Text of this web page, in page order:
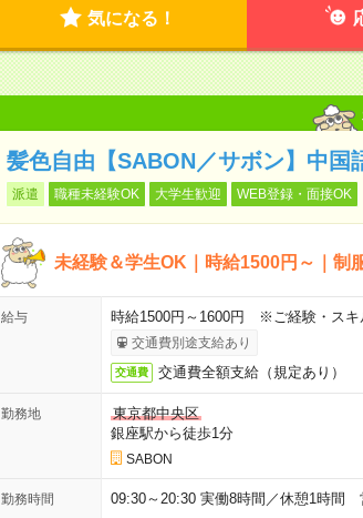
気になる！
髪色自由【SABON／サボン】中
派遣 職種未経験OK 大学生歓迎 WEB登録・面接OK
未経験＆学生OK｜時給1500円～｜制
給与 時給1500円～1600円 ※ご経験・スキ
交通費別途支給あり
交通費 交通費全額支給（規定あり）
勤務地
東京都中央区
銀座駅から徒歩1分
SABON
勤務時間 09:30～20:30 実働8時間／休憩1時間